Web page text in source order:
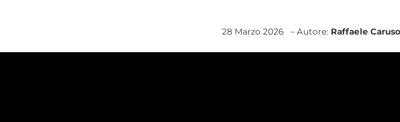
28 Marzo 2026 – Autore: Raffaele Caruso